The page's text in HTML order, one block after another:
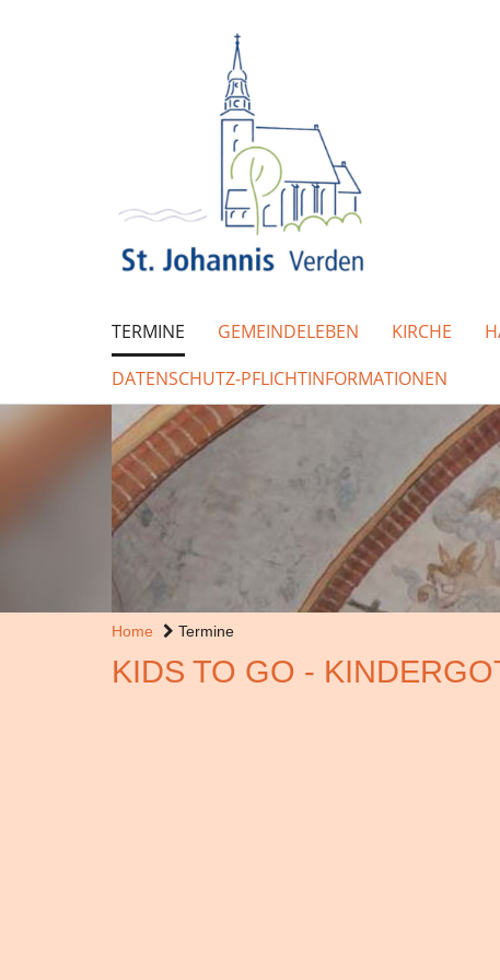
TERMINE GEMEINDELEBEN KIRCHE
DATENSCHUTZ-PFLICHTINFORMATIONEN
Home Termine
KIDS TO GO -